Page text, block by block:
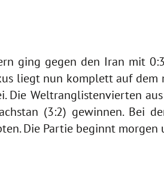
ging gegen den Iran mit
liegt nun komplett auf
Die Weltranglistenvierten
(3:2) gewinnen. Bei
Die Partie beginnt morgen